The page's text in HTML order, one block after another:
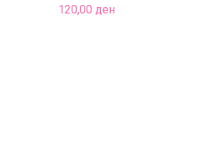
120,00 ден